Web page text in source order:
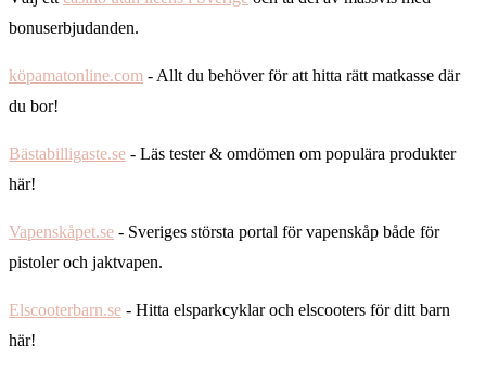
bonuserbjudanden.
köpamatonline.com - Allt du behöver för att hitta rätt matkasse där
du bor!
Bästabilligaste.se - Läs tester & omdömen om populära produkter
här!
Vapenskåpet.se - Sveriges största portal för vapenskåp både för
pistoler och jaktvapen.
Elscooterbarn.se - Hitta elsparkcyklar och elscooters för ditt barn
här!